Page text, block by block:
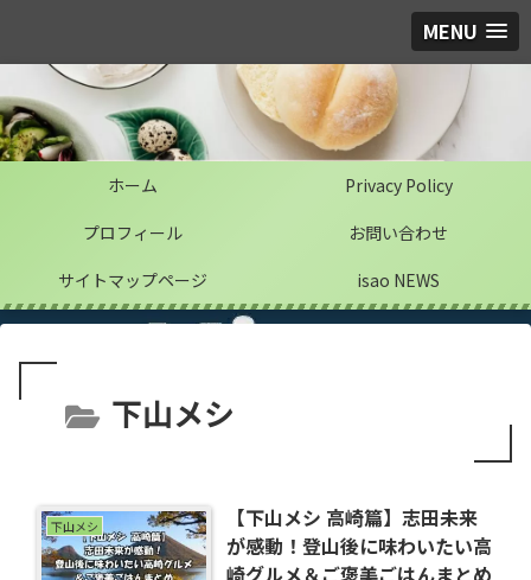
MENU
ホーム
Privacy Policy
プロフィール
お問い合わせ
サイトマップページ
isao NEWS
下山メシ
下山メシ
【下山メシ 高崎篇】志田未来
が感動！登山後に味わいたい高
崎グルメ＆ご褒美ごはんまとめ